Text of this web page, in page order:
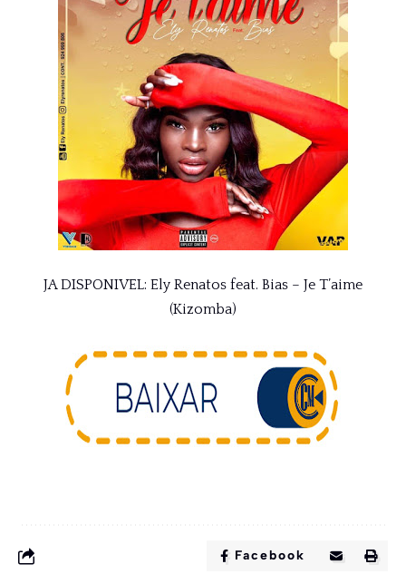
JA DISPONIVEL: Ely Renatos feat. Bias – Je T’aime
(Kizomba)
Facebook